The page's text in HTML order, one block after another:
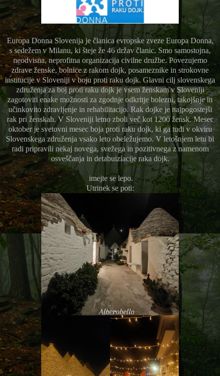
Europa Donna Slovenija je članica evropske zveze Europa Donna,
s sedežem v Milanu, ki šteje že 46 držav članic. Smo samostojna,
neodvisna, neprofitna organizacija civilne družbe. Povezujemo
zdrave ženske, bolnice z rakom dojk, posameznike in strokovne
institucije v Sloveniji v boju proti raku dojk. Glavni cilj slovenskega
združenja za boj proti raku dojk je vsem ženskam v Sloveniji
zagotoviti enake možnosti za zgodnje odkritje bolezni, takojšnje in
učinkovito zdravljenje in rehabilitacijo. Rak dojke je najpogostejši
rak pri ženskah. V Sloveniji letno zboli več kot 1200 žensk. Mesec
oktober je svetovni mesec boja proti raku dojk, ki ga tudi v okviru
Slovenskega združenja vsako leto obeležujemo. V letošnjem letu bi
radi pripravili nekaj novega, svežega in pozitivnega z namenom
osveščanja in detabuiziacije raka dojk.
imejte se lepo.
Utrinek se poti: